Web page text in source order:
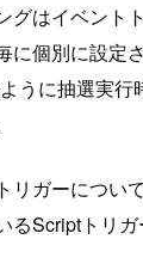
グはイベント
に個別に設定
うに抽選実行
リガーについ
るScriptトリ